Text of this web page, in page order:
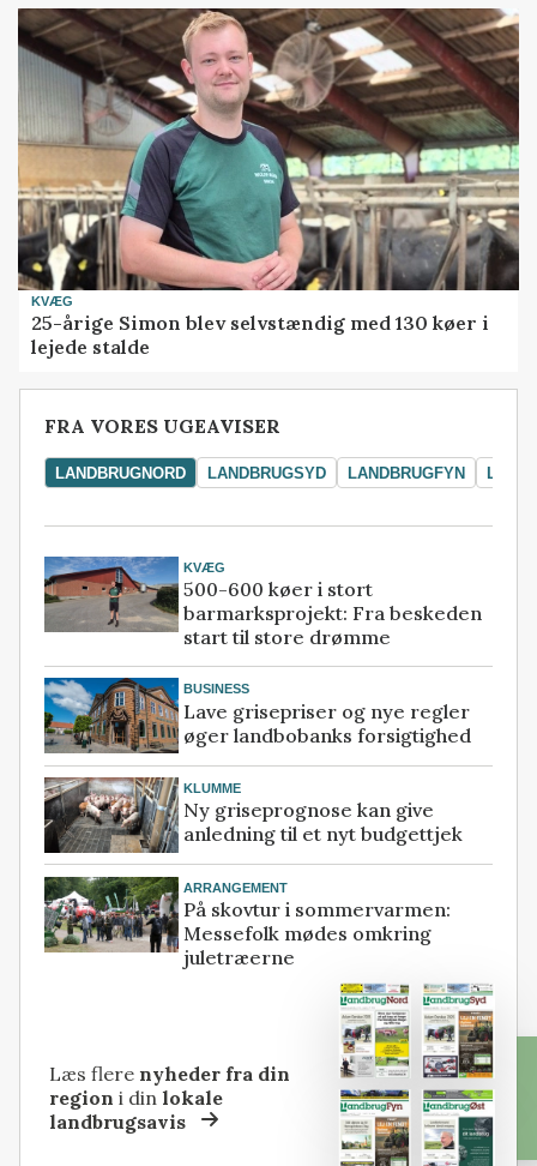
KVÆG
25-årige Simon blev selvstændig med 130 køer i
lejede stalde
FRA VORES UGEAVISER
LANDBRUGNORD LANDBRUGSYD LANDBRUGFYN
KVÆG
500-600 køer i stort
barmarksprojekt: Fra beskeden
start til store drømme
BUSINESS
Lave grisepriser og nye regler
øger landbobanks forsigtighed
KLUMME
Ny griseprognose kan give
anledning til et nyt budgettjek
ARRANGEMENT
På skovtur i sommervarmen:
Messefolk mødes omkring
juletræerne
Læs flere nyheder fra din
region i dinlokale
landbrugsavis